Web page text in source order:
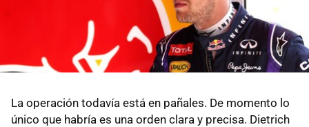
La operación todavía está en pañales. De momento lo
único que habría es una orden clara y precisa. Dietrich